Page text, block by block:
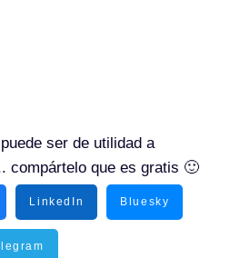
ser de utilidad a
compártelo que es gratis 🙂
LinkedIn Bluesky